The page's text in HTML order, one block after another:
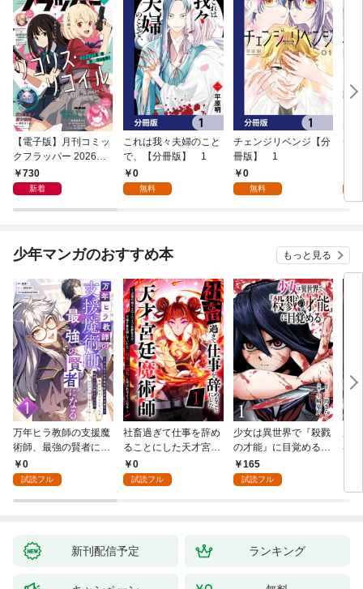
【電子版】月刊コミッ
クフラッパー 2026年9
月号730
新着
これは我々夫婦のこと
で、【分冊版】 1
0
無料
チェンジリベンジ【分
冊版】 1
0
無料
チ
少年マンガのおすすめ本 もっと見る
万年ヒラ教師の支援魔
術師、最強の賢者にな
る～不人気の支援魔術
師は給料泥棒だと魔術
が、出世した元教え子
0
試読フル
社畜過ぎて仕事を辞め
ることにした天才宮廷
魔術師～辺境の地でス
ローライフを夢見る
0
試読フル
少女は異世界で『殺戮
の才能』に目覚める
(話売り) #1
165
試読フル
者
新刊配信予定 ランキング